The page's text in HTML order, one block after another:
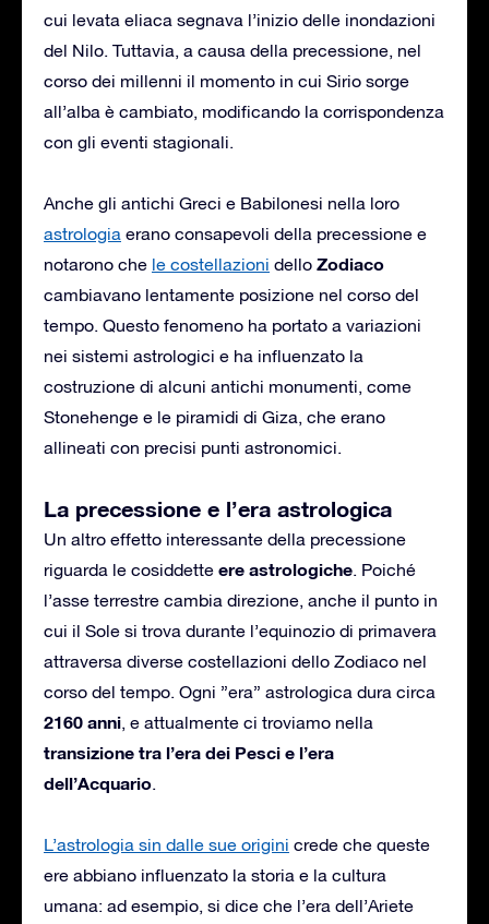
cui levata eliaca segnava l’inizio delle inondazioni
del Nilo. Tuttavia, a causa della precessione, nel
corso dei millenni il momento in cui Sirio sorge
all’alba è cambiato, modificando la corrispondenza
con gli eventi stagionali.
Anche gli antichi Greci e Babilonesi nella loro
astrologia erano consapevoli della precessione e
notarono che le costellazioni dello Zodiaco
cambiavano lentamente posizione nel corso del
tempo. Questo fenomeno ha portato a variazioni
nei sistemi astrologici e ha influenzato la
costruzione di alcuni antichi monumenti, come
Stonehenge e le piramidi di Giza, che erano
allineati con precisi punti astronomici.
La precessione e l’era astrologica
Un altro effetto interessante della precessione
riguarda le cosiddette ere astrologiche. Poiché
l’asse terrestre cambia direzione, anche il punto in
cui il Sole si trova durante l’equinozio di primavera
attraversa diverse costellazioni dello Zodiaco nel
corso del tempo. Ogni ”era” astrologica dura circa
2160 anni, e attualmente ci troviamo nella
transizione tra l’era dei Pesci e l’era
dell’Acquario.
L’astrologia sin dalle sue origini crede che queste
ere abbiano influenzato la storia e la cultura
umana: ad esempio, si dice che l’era dell’Ariete